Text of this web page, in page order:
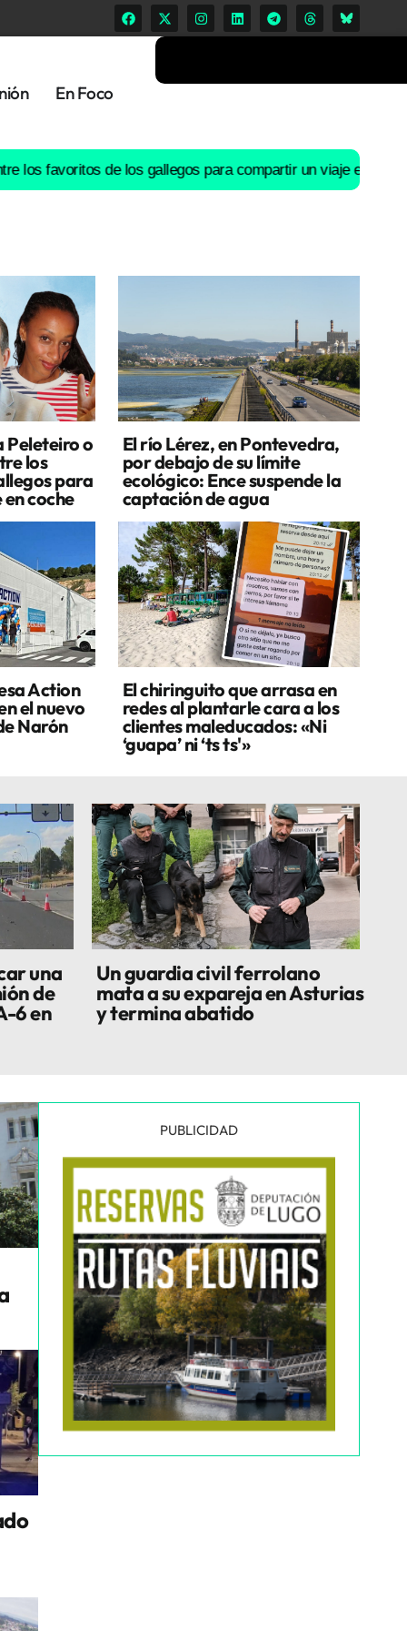
En Foco
de los gallegos para compartir un viaje en coche
Peleteiro o
los
para
coche
El río Lérez, en Pontevedra,
por debajo de su límite
ecológico: Ence suspende la
captación de agua
Action
el nuevo
Narón
El chiringuito que arrasa en
redes al plantarle cara a los
clientes maleducados: «Ni
‘guapa’ ni ‘ts ts'»
una
de
6 en
Un guardia civil ferrolano
mata a su expareja en Asturias
y termina abatido
PUBLICIDAD